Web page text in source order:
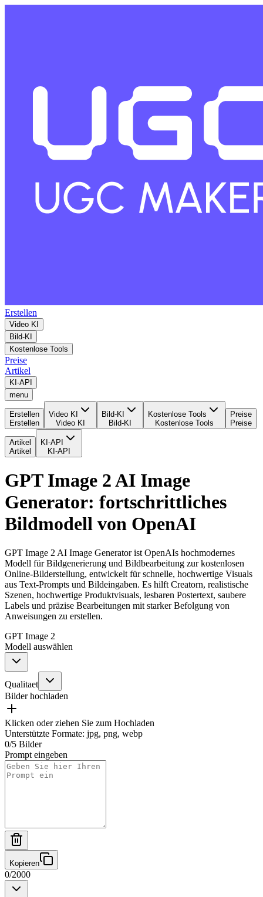
Erstellen
Video KI
Bild-KI
Kostenlose Tools
Preise
Artikel
KI-API
menu
Erstellen
Erstellen
Video KI
Video KI
Bild-KI
Bild-KI
Kostenlose Tools
Kostenlose Tools
Preise
Preise
Artikel
Artikel
KI-API
KI-API
GPT Image 2 AI Image
Generator: fortschrittliches
Bildmodell von OpenAI
GPT Image 2 AI Image Generator ist OpenAIs hochmodernes
Modell für Bildgenerierung und Bildbearbeitung zur kostenlosen
Online-Bilderstellung, entwickelt für schnelle, hochwertige Visuals
aus Text-Prompts und Bildeingaben. Es hilft Creatorn, realistische
Szenen, hochwertige Produktvisuals, lesbaren Postertext, saubere
Labels und präzise Bearbeitungen mit starker Befolgung von
Anweisungen zu erstellen.
GPT Image 2
Modell auswählen
Qualitaet
Bilder hochladen
Klicken oder ziehen Sie zum Hochladen
Unterstützte Formate: jpg, png, webp
0/5 Bilder
Prompt eingeben
Kopieren
0/2000